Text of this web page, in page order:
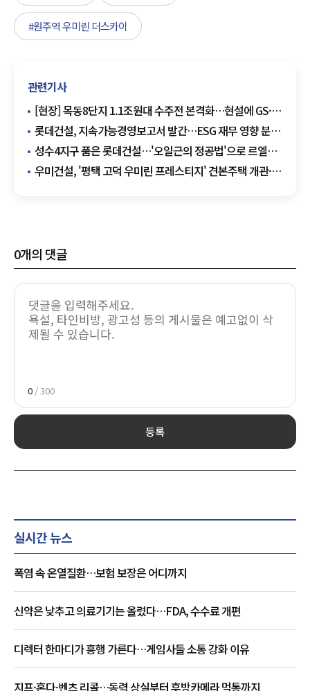
#원주역 우미린 더스카이
관련기사
[현장] 목동8단지 1.1조원대 수주전 본격화…현설에 GS·
대우·DL·현산 참석
롯데건설, 지속가능경영보고서 발간…ESG 재무 영향 분석
강화
성수4지구 품은 롯데건설…'오일근의 정공법'으로 르엘
한강벨트 넓혔다
우미건설, '평택 고덕 우미린 프레스티지' 견본주택 개관·
0개의 댓글
0 / 300
등록
실시간 뉴스
폭염 속 온열질환…보험 보장은 어디까지
신약은 낮추고 의료기기는 올렸다…FDA, 수수료 개편
디렉터 한마디가 흥행 가른다…게임사들 소통 강화 이유
지프·혼다·벤츠 리콜…동력 상실부터 후방카메라 먹통까지